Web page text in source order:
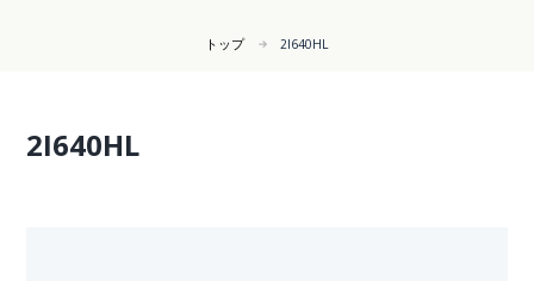
トップ 2I640HL
2I640HL